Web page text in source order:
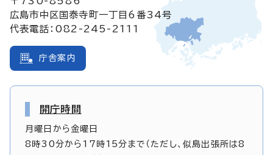
広島市中区国泰寺町一丁目6番34号
代表電話：082-245-2111
庁舎案内
開庁時間
月曜日から金曜日
8時30分から17時15分まで（ただし、似島出張所は8